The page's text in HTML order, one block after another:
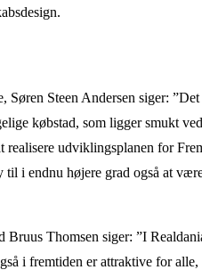
Søren Steen Andersen siger:
købstad, som ligger smukt
realisere udviklingsplanen for
i endnu højere grad også at
Bruus Thomsen siger: ”I
i fremtiden er attraktive for